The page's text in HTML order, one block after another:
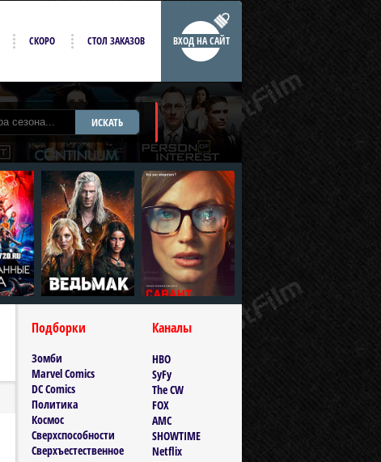
ВХОД НА САЙТ
СКОРО СТОЛ ЗАКАЗОВ
ИСКАТЬ
Подборки
Зомби
Marvel Comics
DC Comics
Политика
Космос
Сверхспособности
Сверхъестественное
Каналы
HBO
SyFy
The CW
FOX
AMC
SHOWTIME
Netflix